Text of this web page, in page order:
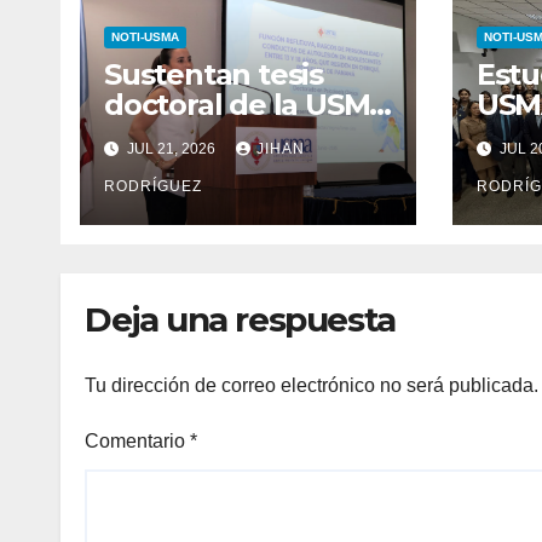
NOTI-USMA
Sustentan tesis
doctoral de la USMA
sobre rasgos de
personalidad y
conductas de
autolesión en
JUL 21, 2026 JIHAN
RODRÍGUEZ
NOTI-
JUL
Deja una respuesta
Tu dirección de correo electrónico no será publicada.
Comentario *